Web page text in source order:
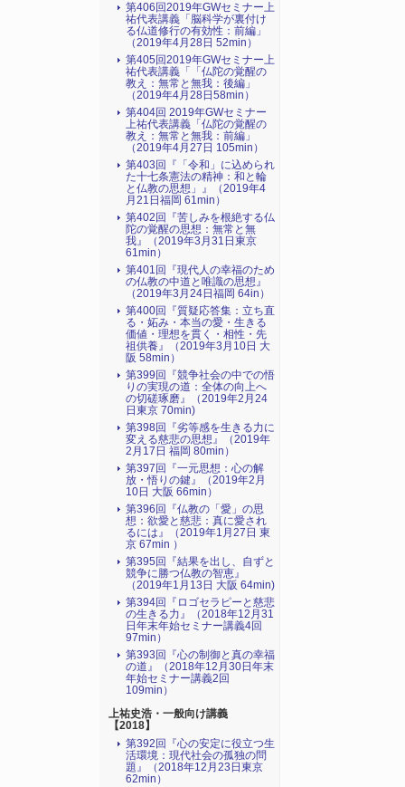
第406回2019年GWセミナー上
祐代表講義「脳科学が裏付け
る仏道修行の有効性：前編」
（2019年4月28日 52min）
第405回2019年GWセミナー上
祐代表講義「「仏陀の覚醒の
教え：無常と無我：後編」
（2019年4月28日58min）
第404回 2019年GWセミナー
上祐代表講義「仏陀の覚醒の
教え：無常と無我：前編」
（2019年4月27日 105min）
第403回『「令和」に込められ
た十七条憲法の精神：和と輪
と仏教の思想」』（2019年4
月21日福岡 61min）
第402回『苦しみを根絶する仏
陀の覚醒の思想：無常と無
我』（2019年3月31日東京
61min）
第401回『現代人の幸福のため
の仏教の中道と唯識の思想』
（2019年3月24日福岡 64in）
第400回『質疑応答集：立ち直
る・妬み・本当の愛・生きる
価値・理想を貫く・相性・先
祖供養』（2019年3月10日 大
阪 58min）
第399回『競争社会の中での悟
りの実現の道：全体の向上へ
の切磋琢磨』（2019年2月24
日東京 70min)
第398回『劣等感を生きる力に
変える慈悲の思想』（2019年
2月17日 福岡 80min）
第397回『一元思想：心の解
放・悟りの鍵』（2019年2月
10日 大阪 66min）
第396回『仏教の「愛」の思
想：欲愛と慈悲：真に愛され
るには』（2019年1月27日 東
京 67min ）
第395回『結果を出し、自ずと
競争に勝つ仏教の智恵』
（2019年1月13日 大阪 64min)
第394回『ロゴセラピーと慈悲
の生きる力』（2018年12月31
日年末年始セミナー講義4回
97min）
第393回『心の制御と真の幸福
の道』（2018年12月30日年末
年始セミナー講義2回
109min）
上祐史浩・一般向け講義
【2018】
第392回『心の安定に役立つ生
活環境：現代社会の孤独の問
題』（2018年12月23日東京
62min）